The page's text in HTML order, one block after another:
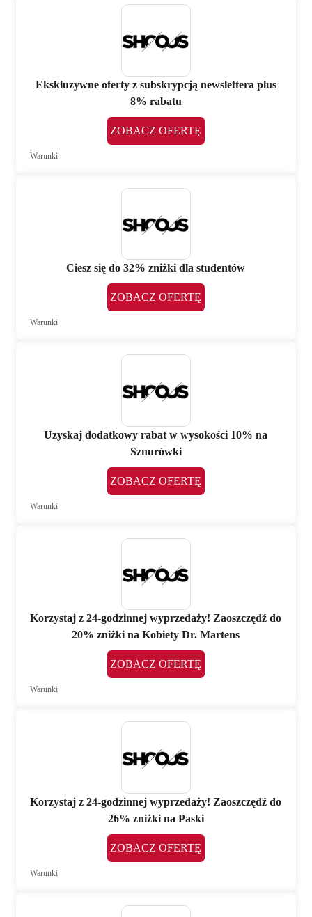
Ekskluzywne oferty z subskrypcją newslettera plus
8% rabatu
ZOBACZ OFERTĘ
Warunki
Ciesz się do 32% zniżki dla studentów
ZOBACZ OFERTĘ
Warunki
Uzyskaj dodatkowy rabat w wysokości 10% na
Sznurówki
ZOBACZ OFERTĘ
Warunki
Korzystaj z 24-godzinnej wyprzedaży! Zaoszczędź do
20% zniżki na Kobiety Dr. Martens
ZOBACZ OFERTĘ
Warunki
Korzystaj z 24-godzinnej wyprzedaży! Zaoszczędź do
26% zniżki na Paski
ZOBACZ OFERTĘ
Warunki